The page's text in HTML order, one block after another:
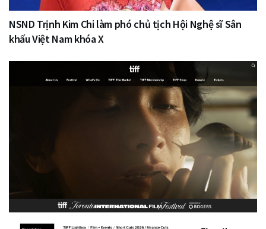
NSND Trịnh Kim Chi làm phó chủ tịch Hội Nghệ sĩ Sân
khấu Việt Nam khóa X